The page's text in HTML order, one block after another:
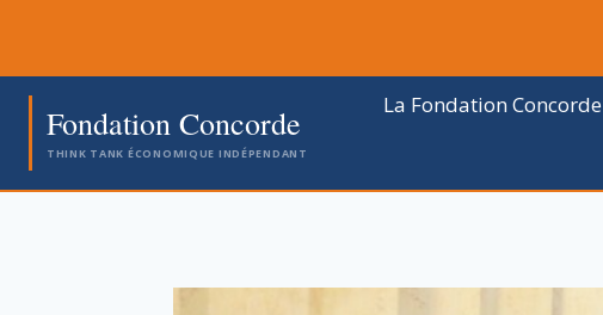
contenu
Fondation Concorde
THINK TANK ÉCONOMIQUE INDÉPENDANT
La Fondation Concorde